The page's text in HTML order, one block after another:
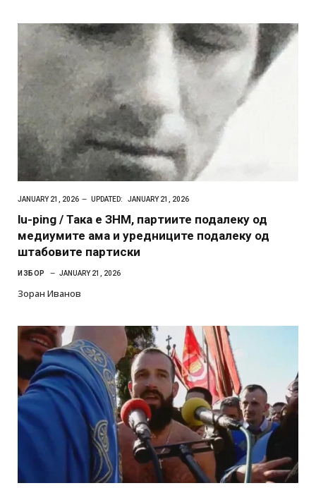
JANUARY 21, 2026 UPDATED: JANUARY 21, 2026
lu-ping / Така е ЗНМ, партиите подалеку од
медиумите ама и уредниците подалеку од
штабовите партиски
ИЗБОР JANUARY 21, 2026
Зоран Иванов